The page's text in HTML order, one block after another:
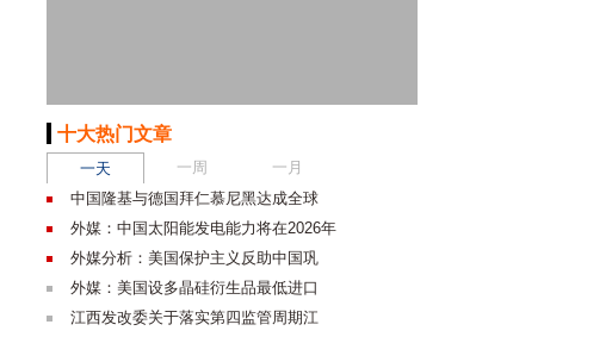
十大热门文章
一天 一周
一月
中国隆基与德国拜仁慕尼黑达成全球
外媒：中国太阳能发电能力将在2026年
外媒分析：美国保护主义反助中国巩
外媒：美国设多晶硅衍生品最低进口
江西发改委关于落实第四监管周期江